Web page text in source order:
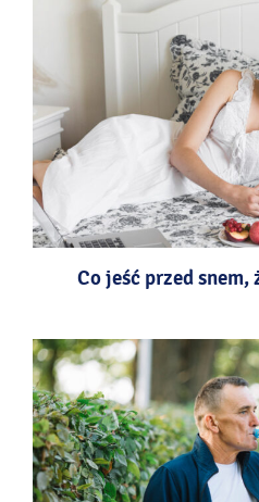
Co jeść przed snem,